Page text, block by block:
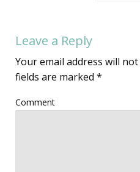
Leave a Reply
Your email address will
fields are marked *
Comment